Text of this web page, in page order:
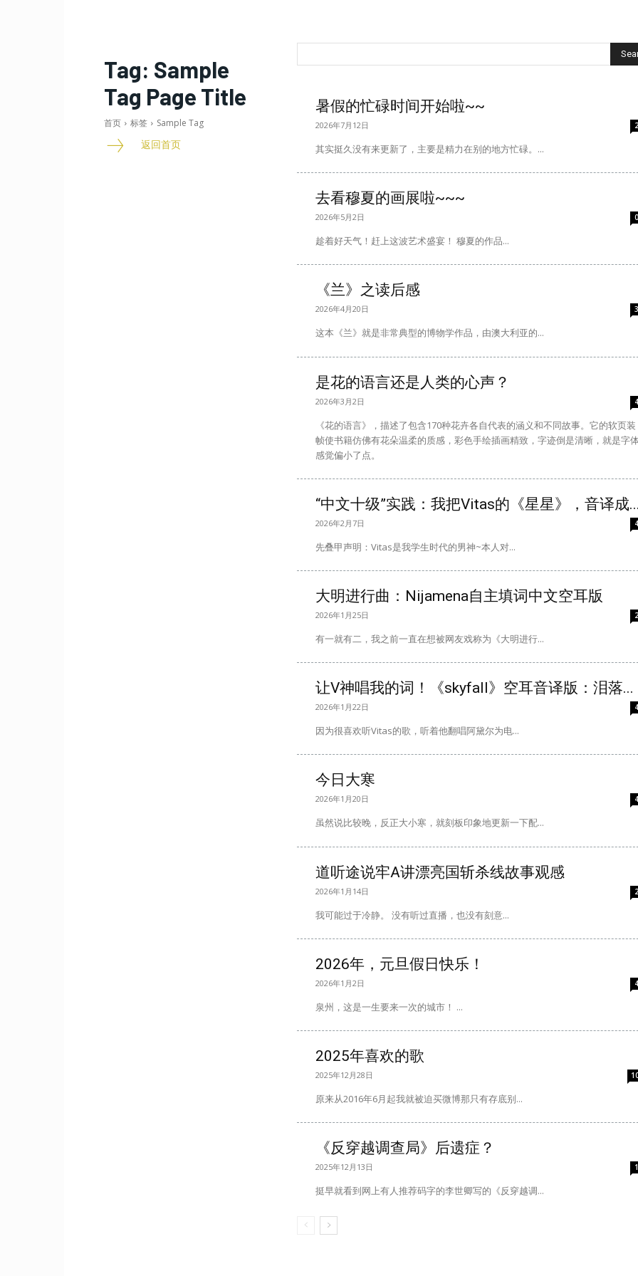
Tag: Sample
Tag Page Title
首页 标签 Sample Tag
返回首页
暑假的忙碌时间开始啦~~
2026年7月12日 2
其实挺久没有来更新了，主要是精力在别的地方忙碌。...
去看穆夏的画展啦~~~
2026年5月2日 0
趁着好天气！赶上这波艺术盛宴！ 穆夏的作品...
《兰》之读后感
2026年4月20日 3
这本《兰》就是非常典型的博物学作品，由澳大利亚的...
是花的语言还是人类的心声？
2026年3月2日 4
《花的语言》，描述了包含170种花卉各自代表的涵义和不同故事。它的软页装
帧使书籍仿佛有花朵温柔的质感，彩色手绘插画精致，字迹倒是清晰，就是字
感觉偏小了点。
“中文十级”实践：我把Vitas的《星星》，音译成...
2026年2月7日 4
先叠甲声明：Vitas是我学生时代的男神~本人对...
大明进行曲：Nijamena自主填词中文空耳版
2026年1月25日 2
有一就有二，我之前一直在想被网友戏称为《大明进行...
让V神唱我的词！《skyfall》空耳音译版：泪落...
2026年1月22日 4
因为很喜欢听Vitas的歌，听着他翻唱阿黛尔为电...
今日大寒
2026年1月20日 4
虽然说比较晚，反正大小寒，就刻板印象地更新一下配...
道听途说牢A讲漂亮国斩杀线故事观感
2026年1月14日 2
我可能过于冷静。 没有听过直播，也没有刻意...
2026年，元旦假日快乐！
2026年1月2日 4
泉州，这是一生要来一次的城市！ ...
2025年喜欢的歌
2025年12月28日
原来从2016年6月起我就被迫买微博那只有存底别...
《反穿越调查局》后遗症？
2025年12月13日 1
挺早就看到网上有人推荐码字的李世卿写的《反穿越调...